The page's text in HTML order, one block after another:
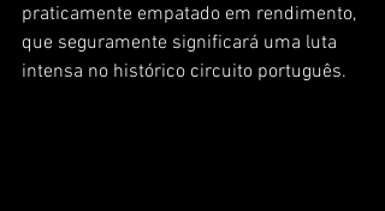
praticamente empatado em rendimento,
que seguramente significará uma luta
intensa no histórico circuito português.